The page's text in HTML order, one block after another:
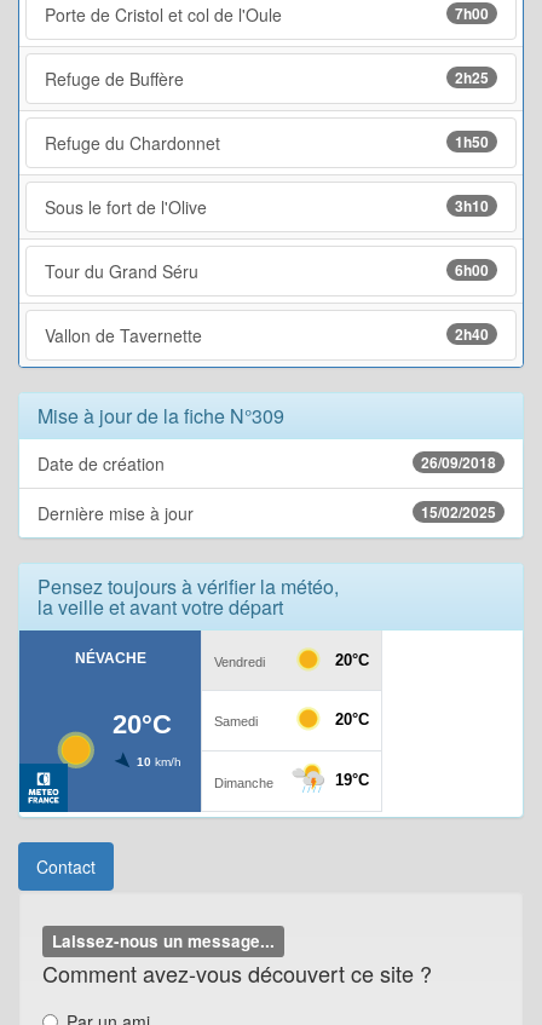
Porte de Cristol et col de l'Oule 7h00
Refuge de Buffère 2h25
Refuge du Chardonnet 1h50
Sous le fort de l'Olive 3h10
Tour du Grand Séru 6h00
Vallon de Tavernette 2h40
Mise à jour de la fiche N°309
Date de création 26/09/2018
Dernière mise à jour 15/02/2025
Pensez toujours à vérifier la météo,
la veille et avant votre départ
Contact
Laissez-nous un message...
Comment avez-vous découvert ce site ?